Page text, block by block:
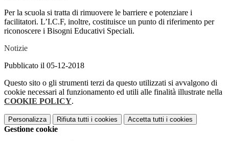
Per la scuola si tratta di rimuovere le barriere e potenziare i
facilitatori. L’I.C.F, inoltre, costituisce un punto di riferimento per
riconoscere i Bisogni Educativi Speciali.
Notizie
Pubblicato il 05-12-2018
Questo sito o gli strumenti terzi da questo utilizzati si avvalgono di
cookie necessari al funzionamento ed utili alle finalità illustrate nella
COOKIE POLICY.
Personalizza Rifiuta tutti i cookies Accetta tutti i cookies
Gestione cookie